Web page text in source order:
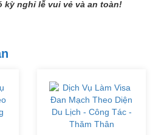
kỳ nghỉ lễ vui vẻ và an toàn!